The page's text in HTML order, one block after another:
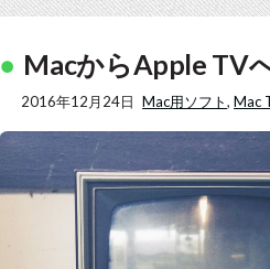
MacからApple TV
2016年12月24日 Mac用ソフト,Mac